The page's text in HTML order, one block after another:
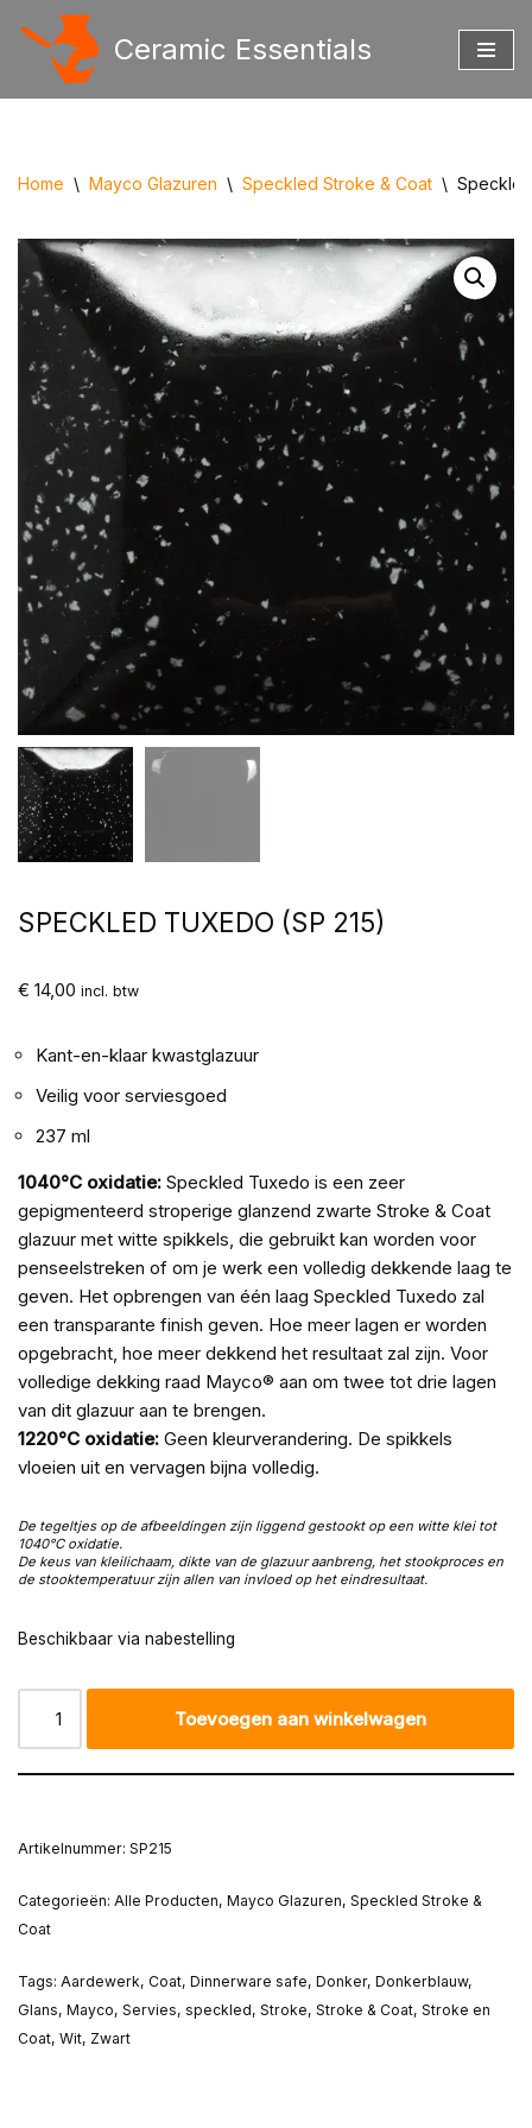
Ceramic Essentials
Home \ Mayco Glazuren \ Speckled Stroke & Coat \
SPECKLED TUXEDO (SP 215)
€ 14,00 incl. btw
Kant-en-klaar kwastglazuur
Veilig voor serviesgoed
237 ml
1040°C oxidatie: Speckled Tuxedo is een zeer
gepigmenteerd stroperige glanzend zwarte Stroke & Coat
glazuur met witte spikkels, die gebruikt kan worden voor
penseelstreken of om je werk een volledig dekkende laag te
geven. Het opbrengen van één laag Speckled Tuxedo zal
een transparante finish geven. Hoe meer lagen er worden
opgebracht, hoe meer dekkend het resultaat zal zijn. Voor
volledige dekking raad Mayco® aan om twee tot drie lagen
van dit glazuur aan te brengen.
1220°C oxidatie: Geen kleurverandering. De spikkels
vloeien uit en vervagen bijna volledig.
De tegeltjes op de afbeeldingen zijn liggend gestookt op een witte klei tot
1040°C oxidatie.
De keus van kleilichaam, dikte van de glazuur aanbreng, het stookproces en
de stooktemperatuur zijn allen van invloed op het eindresultaat.
Beschikbaar via nabestelling
Toevoegen aan winkelwagen
Artikelnummer: SP215
Categorieën: Alle Producten, Mayco Glazuren, Speckled Stroke &
Coat
Tags: Aardewerk, Coat, Dinnerware safe, Donker, Donkerblauw,
Glans, Mayco, Servies, speckled, Stroke, Stroke & Coat, Stroke en
Coat, Wit, Zwart